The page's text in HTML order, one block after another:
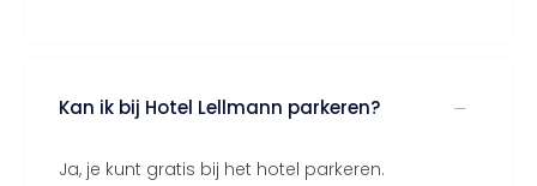
Kan ik bij Hotel Lellmann parkeren?
Ja, je kunt gratis bij het hotel parkeren.